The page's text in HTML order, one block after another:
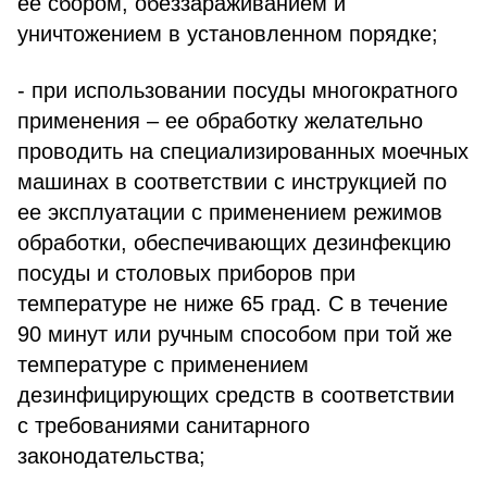
уничтожением в установленном порядке;
- при использовании посуды многократного
применения – ее обработку желательно
проводить на специализированных моечных
машинах в соответствии с инструкцией по
ее эксплуатации с применением режимов
обработки, обеспечивающих дезинфекцию
посуды и столовых приборов при
температуре не ниже 65 град. С в течение
90 минут или ручным способом при той же
температуре с применением
дезинфицирующих средств в соответствии
с требованиями санитарного
законодательства;